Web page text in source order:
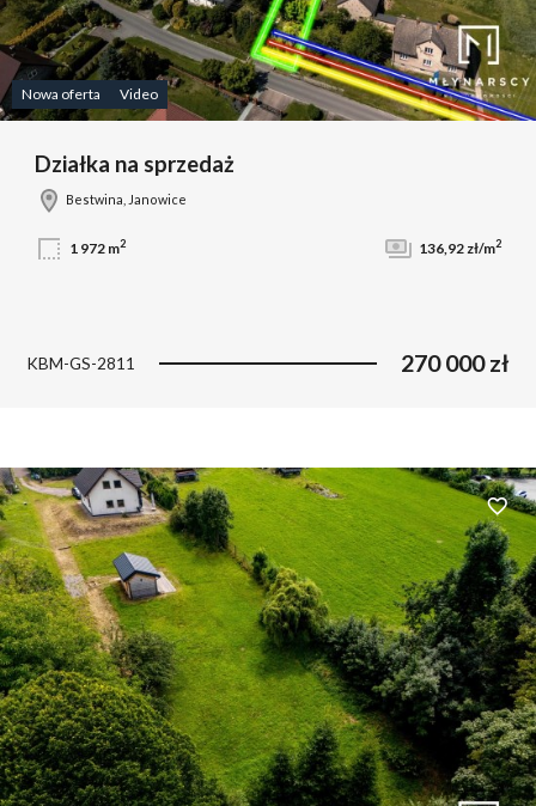
Nowa oferta Video
Działka na sprzedaż
Bestwina, Janowice
1 972 m2 136,92 zł/m2
KBM-GS-2811 270 000 zł
Dodaj